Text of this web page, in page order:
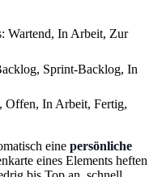
Wartend, In Arbeit, Zur
Sprint-Backlog, In
Offen, In Arbeit, Fertig,
eine persönliche
eines Elements heften